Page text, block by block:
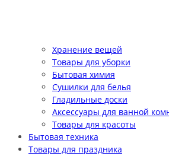
Хранение вещей
Товары для уборки
Бытовая химия
Сушилки для белья
Гладильные доски
Аксессуары для ванной
Товары для красоты
Бытовая техника
Товары для праздника